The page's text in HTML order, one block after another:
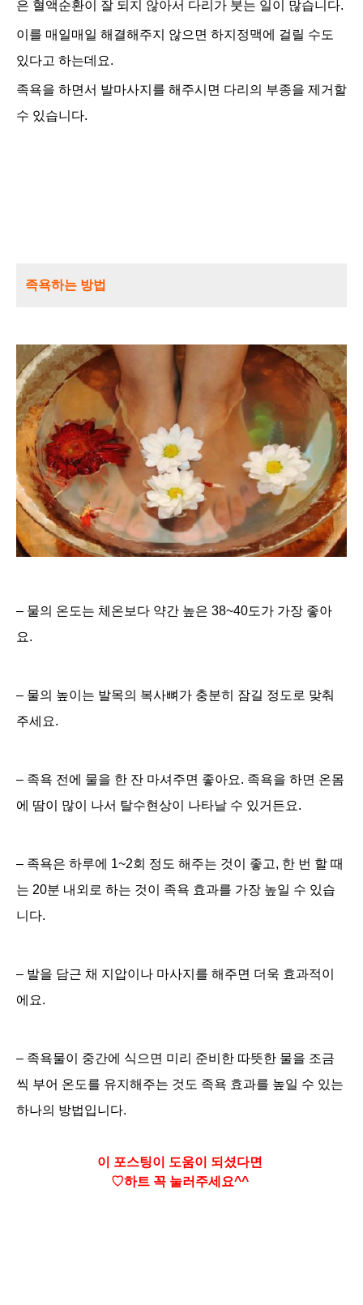
은 혈액순환이 잘 되지 않아서 다리가 붓는 일이 많습니다.
이를 매일매일 해결해주지 않으면 하지정맥에 걸릴 수도
있다고 하는데요.
족욕을 하면서 발마사지를 해주시면 다리의 부종을 제거할
수 있습니다.
족욕하는 방법
– 물의 온도는 체온보다 약간 높은 38~40도가 가장 좋아
요.
– 물의 높이는 발목의 복사뼈가 충분히 잠길 정도로 맞춰
주세요.
– 족욕 전에 물을 한 잔 마셔주면 좋아요. 족욕을 하면 온몸
에 땀이 많이 나서 탈수현상이 나타날 수 있거든요.
– 족욕은 하루에 1~2회 정도 해주는 것이 좋고, 한 번 할 때
는 20분 내외로 하는 것이 족욕 효과를 가장 높일 수 있습
니다.
– 발을 담근 채 지압이나 마사지를 해주면 더욱 효과적이
에요.
– 족욕물이 중간에 식으면 미리 준비한 따뜻한 물을 조금
씩 부어 온도를 유지해주는 것도 족욕 효과를 높일 수 있는
하나의 방법입니다.
이 포스팅이 도움이 되셨다면
♡하트 꼭 눌러주세요^^